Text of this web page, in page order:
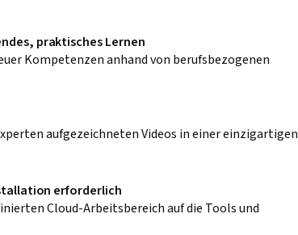
praktisches Lernen
Kompetenzen anhand von berufsbezogenen
aufgezeichneten Videos in einer einzigartigen
erforderlich
Cloud-Arbeitsbereich auf die Tools und